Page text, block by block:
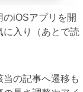
iOSアプリを開
入り（あとで読
の記事へ遷移も